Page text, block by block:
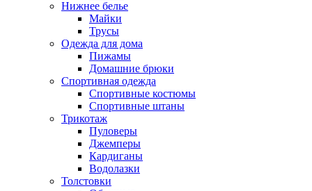
Нижнее белье
Майки
Трусы
Одежда для дома
Пижамы
Домашние брюки
Спортивная одежда
Спортивные костюмы
Спортивные штаны
Трикотаж
Пуловеры
Джемперы
Кардиганы
Водолазки
Толстовки